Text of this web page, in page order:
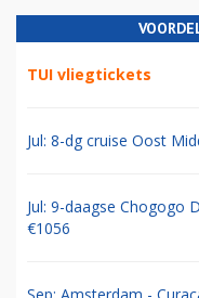
TUI vliegtickets
Jul: 8-dg cruise Oost
Jul: 9-daagse Chogogo
€1056